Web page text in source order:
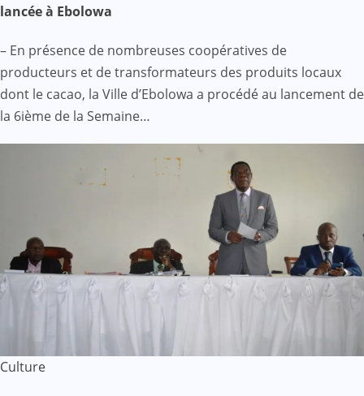
lancée à Ebolowa
– En présence de nombreuses coopératives de
producteurs et de transformateurs des produits locaux
dont le cacao, la Ville d’Ebolowa a procédé au lancement de
la 6ième de la Semaine…
Culture